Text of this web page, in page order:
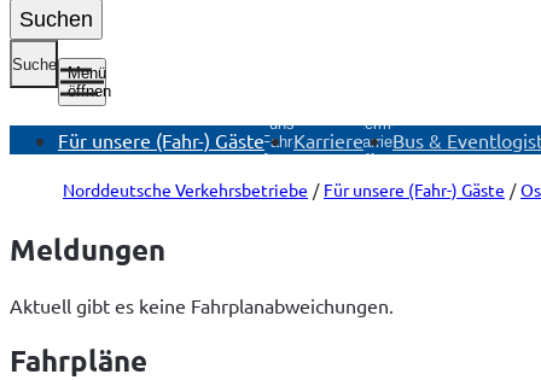
Suchen
Suche
Menü
öffnen
Für unsere (Fahr-) Gäste
Für unsere
(Fahr-)
Gäste
Karriere
Untermenü
Karriere
öffnen
Bus &
Norddeutsche Verkehrsbetriebe Für unsere (Fahr-) Gäste
Meldungen
Aktuell gibt es keine Fahrplanabweichungen.
Fahrpläne